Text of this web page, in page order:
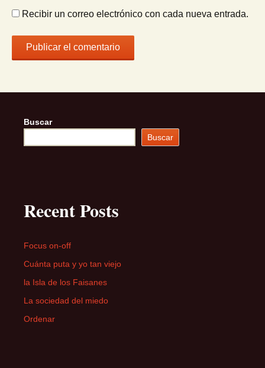
Recibir un correo electrónico con cada nueva entrada.
Buscar
Buscar
Recent Posts
Focus on-off
Cuánta puta y yo tan viejo
la Isla de los Faisanes
La sociedad del miedo
Ordenar